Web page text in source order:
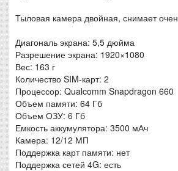
Тыловая камера двойная, снимает
Диагональ экрана: 5,5 дюйма
Разрешение экрана: 1920×1080
Вес: 163 г
Количество SIM-карт: 2
Процессор: Qualcomm Snapdragon 660
Объем памяти: 64 Гб
Объем ОЗУ: 6 Гб
Емкость аккумулятора: 3500 мАч
Камера: 12/12 МП
Поддержка карт памяти: нет
Поддержка сетей 4G: есть